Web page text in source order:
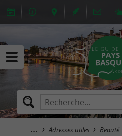
Adresses utiles Beauté